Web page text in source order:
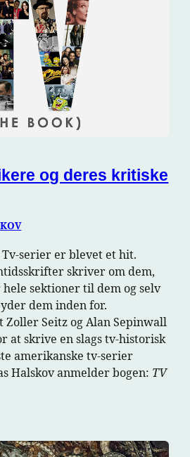
og deres kritiske
Tv-serier er blevet et hit.
skriver om dem,
sektioner til dem og selv
dem inden for.
Seitz og Alan Sepinwall
at skrive en slags tv-historisk
amerikanske tv-serier
Halskov anmelder bogen: TV